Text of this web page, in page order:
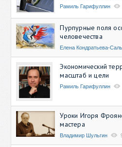
Рамиль Гарифуллин
Пурпурные поля
человечества
Елена Кондратьева-
Экономический
масштаб и цели
Рамиль Гарифуллин
Уроки Игоря
мастера
Владимир Шульгин